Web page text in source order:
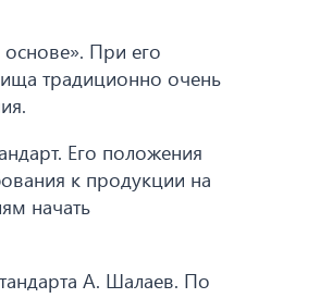
При его
традиционно очень
Его положения
к продукции на
начать
А. Шалаев. По